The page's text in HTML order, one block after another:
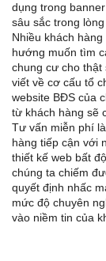
dụng trong
sâu sắc trong
Nhiều khách
hướng muốn tìm
chung cư cho thật
viết về cơ cấu tổ
website BĐS của
từ khách hàng sẽ
Tư vấn miễn phí
hàng tiếp cận với
thiết kế web bất
chúng ta chiếm
quyết định nhấc
mức độ chuyên
vào niềm tin của